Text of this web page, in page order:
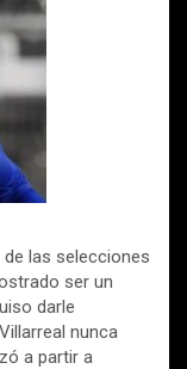
las selecciones
ser un
darle
nunca
a partir a